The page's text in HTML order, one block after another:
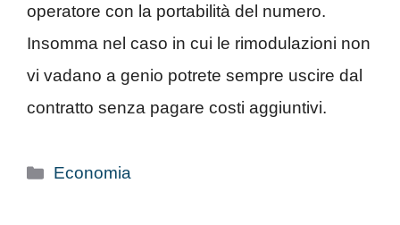
operatore con la portabilità del numero.
Insomma nel caso in cui le rimodulazioni non
vi vadano a genio potrete sempre uscire dal
contratto senza pagare costi aggiuntivi.
Categorie
Economia